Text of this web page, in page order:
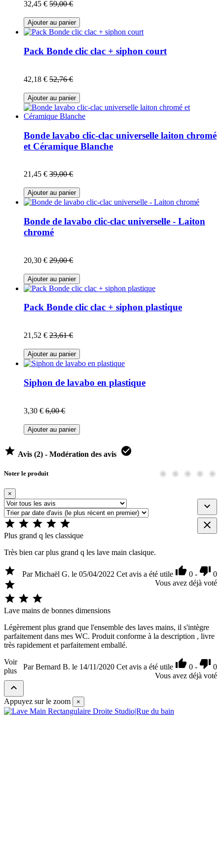
32,45 € 59,00 €
Ajouter au panier
Pack Bonde clic clac + siphon court
42,18 € 52,76 €
Ajouter au panier
Bonde lavabo clic-clac universelle laiton chromé
et Céramique Blanche
21,45 € 39,00 €
Ajouter au panier
Bonde de lavabo clic-clac universelle - Laiton
chromé
20,30 € 29,00 €
Ajouter au panier
Pack Bonde clic clac + siphon plastique
21,52 € 23,61 €
Ajouter au panier
Siphon de lavabo en plastique
3,30 € 6,00 €
Ajouter au panier
 Avis (2) - Modération des avis 
Noter le produit
×


    
Plus grand q les classique
Très bien car plus grand q les lave main clasique.
Par Michaël G. le 05/04/2022 Cet avis a été utile  0 -  0
Vous avez déjà voté


  
Lave mains de bonnes dimensions
Légèrement plus grand que l'ensemble des laves mains, il s'intègre
parfaitement dans mes WC. Produit conforme à la description , livre
très rapidement et parfaitement emballé.
Par Bernard B. le 14/11/2020 Cet avis a été utile  0 -  0
Vous avez déjà voté
Voir
plus

Appuyez sur le zoom ×